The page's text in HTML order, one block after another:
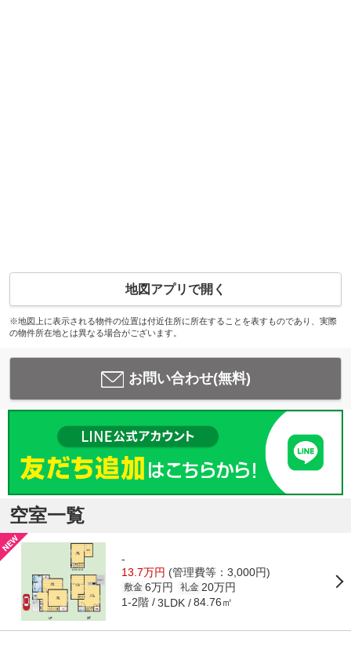
地図アプリで開く
※地図上に表示される物件の位置は付近住所に所在することを表すものであり、実際
の物件所在地とは異なる場合がございます。
お問い合わせ(無料)
空室一覧
-
13.7万円 (管理費等：3,000円)
敷金 6万円 礼金 20万円
1-2階 3LDK 84.76㎡